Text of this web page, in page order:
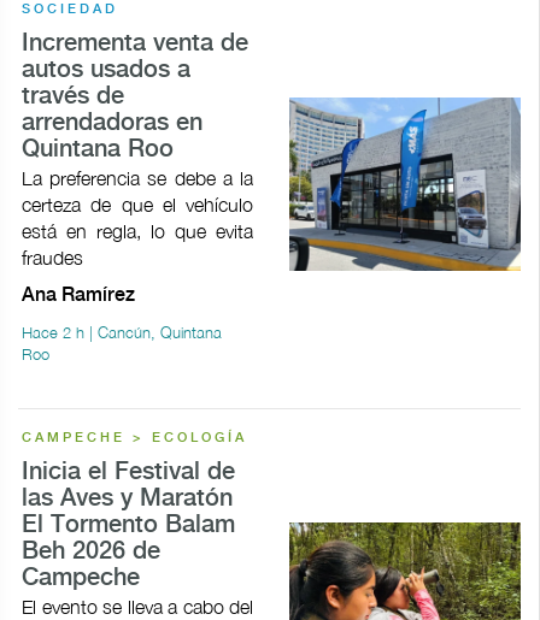
SOCIEDAD
Incrementa venta de
autos usados a
través de
arrendadoras en
Quintana Roo
La preferencia se debe a la
certeza de que el vehículo
está en regla, lo que evita
fraudes
Ana Ramírez
Hace 2 h | Cancún, Quintana
Roo
CAMPECHE > ECOLOGÍA
Inicia el Festival de
las Aves y Maratón
El Tormento Balam
Beh 2026 de
Campeche
El evento se lleva a cabo del